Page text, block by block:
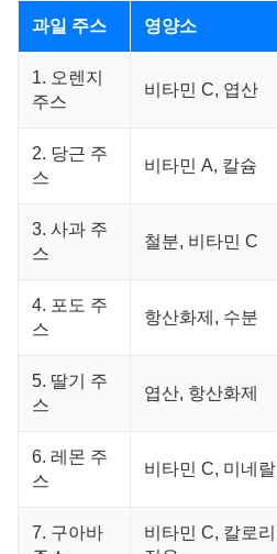
과일 주스 영양소
1. 오렌지
주스
비타민 C, 엽산
2. 당근 주
스
비타민 A, 칼슘
3. 사과 주
스
철분, 비타민 C
4. 포도 주
스
항산화제, 수분
5. 딸기 주
스
엽산, 항산화제
6. 레몬 주
스
비타민 C, 미네랄
7. 구아바
비타민 C, 칼로리